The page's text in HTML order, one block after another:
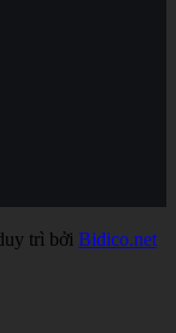
trì bởi Bidico.net